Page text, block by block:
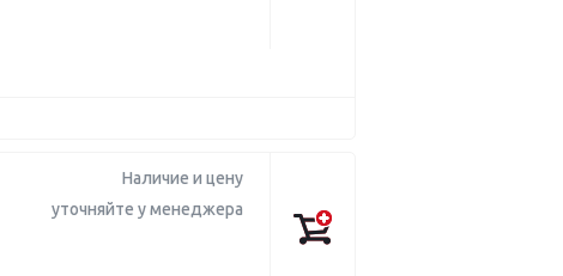
Наличие и цену
уточняйте у менеджера